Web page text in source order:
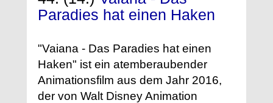
Paradies hat einen Haken
"Vaiana - Das Paradies hat einen
Haken" ist ein atemberaubender
Animationsfilm aus dem Jahr 2016,
der von Walt Disney Animation